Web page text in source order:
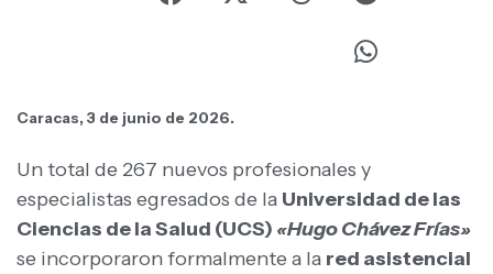
Caracas, 3 de junio de 2026.
Un total de 267 nuevos profesionales y
especialistas egresados de la Universidad de las
Ciencias de la Salud (UCS) «Hugo Chávez Frías»
se incorporaron formalmente a la red asistencial